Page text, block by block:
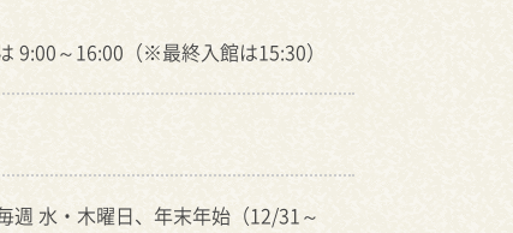
9:00～16:00（※最終入館は15:30）
水・木曜日、年末年始（12/31～